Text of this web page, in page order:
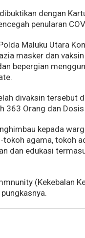
dengan
penularan
Maluku Utara
masker dan
bepergian
divaksin tersebut
363 Orang dan
kepada
agama, tokoh
dan edukasi
(Kekebalan